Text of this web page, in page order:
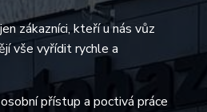
zákazníci, kteří u nás vůz
vše vyřídit rychle a
přístup a poctivá práce